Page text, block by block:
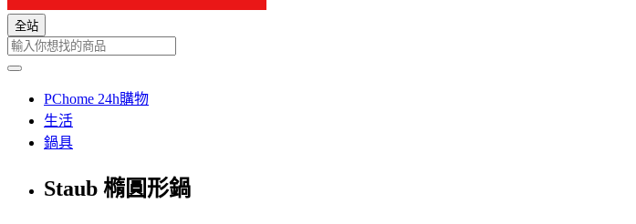
全站
PChome 24h購物
生活
鍋具
Staub 橢圓形鍋